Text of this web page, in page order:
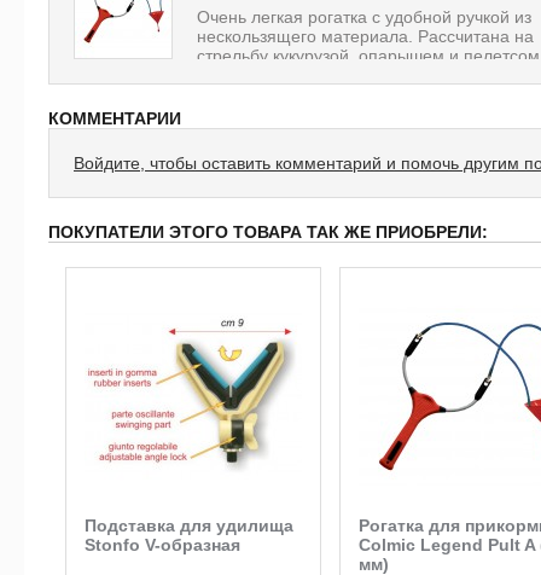
Очень легкая рогатка с удобной ручкой из
нескользящего материала. Рассчитана на
стрельбу кукурузой, опарышем и
КОММЕНТАРИИ
Войдите, чтобы оставить комментарий и помочь другим
ПОКУПАТЕЛИ ЭТОГО ТОВАРА ТАК ЖЕ ПРИОБРЕЛИ:
Подставка для удилища
Stonfo V-образная
Рогатка для
Colmic Legend Pult A
мм)